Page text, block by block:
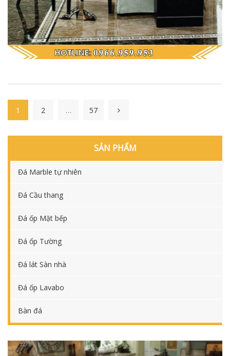
1 2 … 57
SẢN PHẨM
Đá Marble tự nhiên
Đá Cầu thang
Đá ốp Mặt bếp
Đá ốp Tường
Đá lát Sàn nhà
Đá ốp Lavabo
Bàn đá